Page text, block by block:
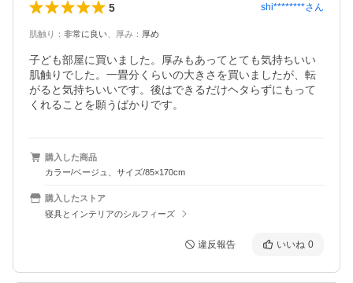
5 shi********さん
肌触り ： 非常に良い 厚み ： 厚め
子ども部屋に買いました。厚みもあってとても気持ちいい
肌触りでした。一畳分くらいの大きさを買いましたが、転
がると気持ちいいです。後はできるだけヘタらずにもって
くれることを願うばかりです。
購入した商品
カラー/ベージュ、サイズ/85×170cm
購入したストア
寝具とインテリアのシルフィーズ
違反報告 いいね 0